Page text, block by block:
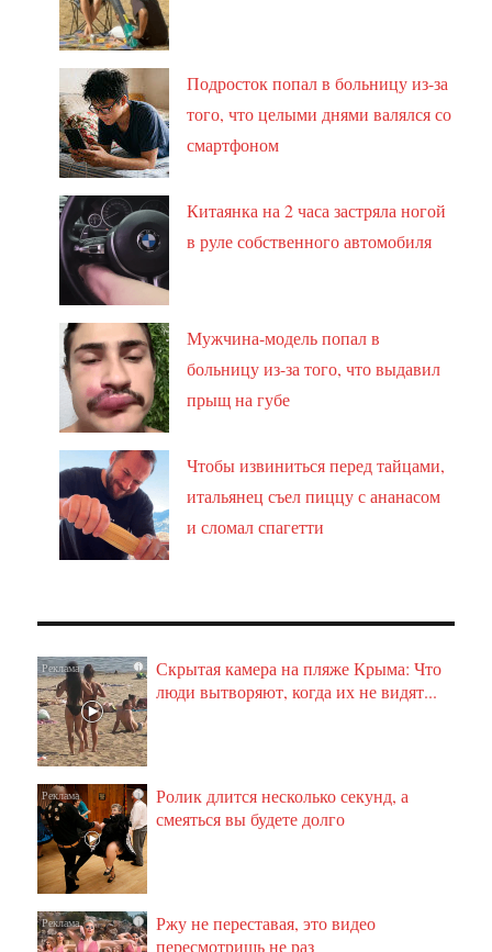
Подросток попал в больницу из-за
того, что целыми днями валялся со
смартфоном
Китаянка на 2 часа застряла ногой
в руле собственного автомобиля
Мужчина-модель попал в
больницу из-за того, что выдавил
прыщ на губе
Чтобы извиниться перед тайцами,
итальянец съел пиццу с ананасом
и сломал спагетти
i
Скрытая камера на пляже Крыма: Что
люди вытворяют, когда их не видят...
i
Ролик длится несколько секунд, а
смеяться вы будете долго
i
Ржу не переставая, это видео
пересмотришь не раз